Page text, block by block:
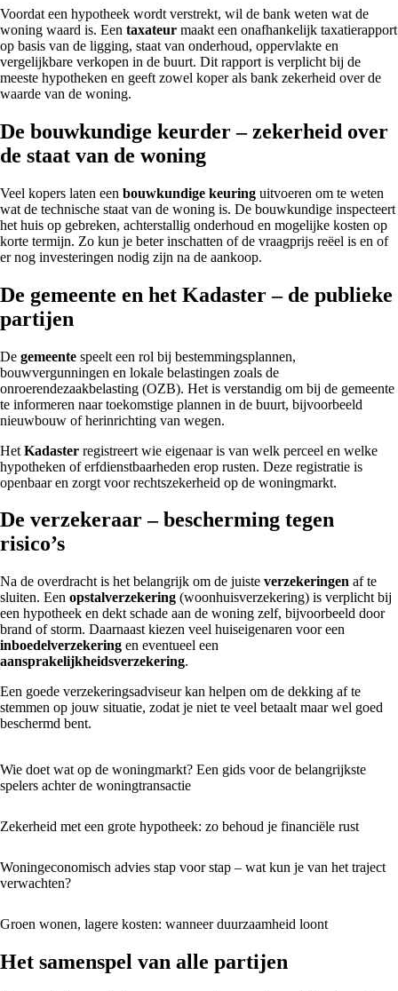
Voordat een hypotheek wordt verstrekt, wil de bank weten wat de
woning waard is. Een taxateur maakt een onafhankelijk taxatierapport
op basis van de ligging, staat van onderhoud, oppervlakte en
vergelijkbare verkopen in de buurt. Dit rapport is verplicht bij de
meeste hypotheken en geeft zowel koper als bank zekerheid over de
waarde van de woning.
De bouwkundige keurder – zekerheid over
de staat van de woning
Veel kopers laten een bouwkundige keuring uitvoeren om te weten
wat de technische staat van de woning is. De bouwkundige inspecteert
het huis op gebreken, achterstallig onderhoud en mogelijke kosten op
korte termijn. Zo kun je beter inschatten of de vraagprijs reëel is en of
er nog investeringen nodig zijn na de aankoop.
De gemeente en het Kadaster – de publieke
partijen
De gemeente speelt een rol bij bestemmingsplannen,
bouwvergunningen en lokale belastingen zoals de
onroerendezaakbelasting (OZB). Het is verstandig om bij de gemeente
te informeren naar toekomstige plannen in de buurt, bijvoorbeeld
nieuwbouw of herinrichting van wegen.
Het Kadaster registreert wie eigenaar is van welk perceel en welke
hypotheken of erfdienstbaarheden erop rusten. Deze registratie is
openbaar en zorgt voor rechtszekerheid op de woningmarkt.
De verzekeraar – bescherming tegen
risico’s
Na de overdracht is het belangrijk om de juiste verzekeringen af te
sluiten. Een opstalverzekering (woonhuisverzekering) is verplicht bij
een hypotheek en dekt schade aan de woning zelf, bijvoorbeeld door
brand of storm. Daarnaast kiezen veel huiseigenaren voor een
inboedelverzekering en eventueel een
aansprakelijkheidsverzekering.
Een goede verzekeringsadviseur kan helpen om de dekking af te
stemmen op jouw situatie, zodat je niet te veel betaalt maar wel goed
beschermd bent.
Wie doet wat op de woningmarkt? Een gids voor de belangrijkste
spelers achter de woningtransactie
Zekerheid met een grote hypotheek: zo behoud je financiële rust
Woningeconomisch advies stap voor stap – wat kun je van het traject
verwachten?
Groen wonen, lagere kosten: wanneer duurzaamheid loont
Het samenspel van alle partijen